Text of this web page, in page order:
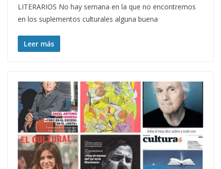
LITERARIOS No hay semana en la que no encontremos
en los suplementos culturales alguna buena
Leer más